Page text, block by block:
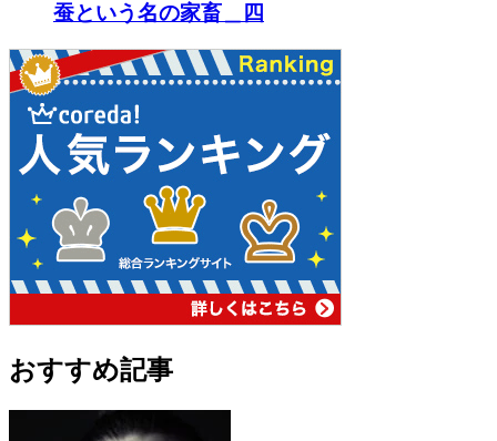
蚕という名の家畜＿四
おすすめ記事